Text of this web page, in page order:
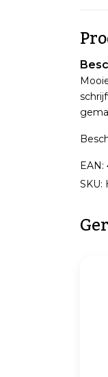
EAN:
SKU: